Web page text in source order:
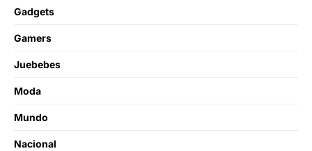
Gadgets
Gamers
Juebebes
Moda
Mundo
Nacional